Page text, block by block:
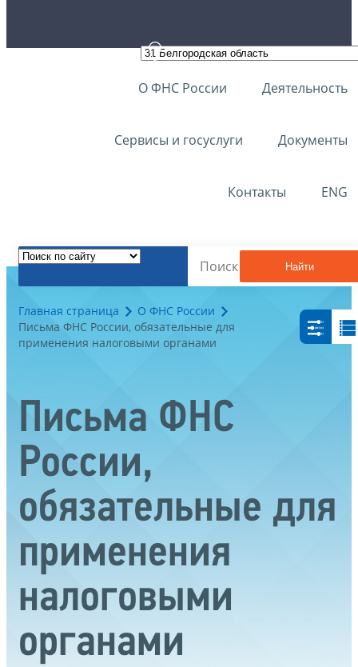
О ФНС России Деятельность
Сервисы и госуслуги Документы
Контакты ENG
Найти
Главная страница
О ФНС России
Письма ФНС России, обязательные для
применения налоговыми органами
Письма ФНС
России,
обязательные для
применения
налоговыми
органами